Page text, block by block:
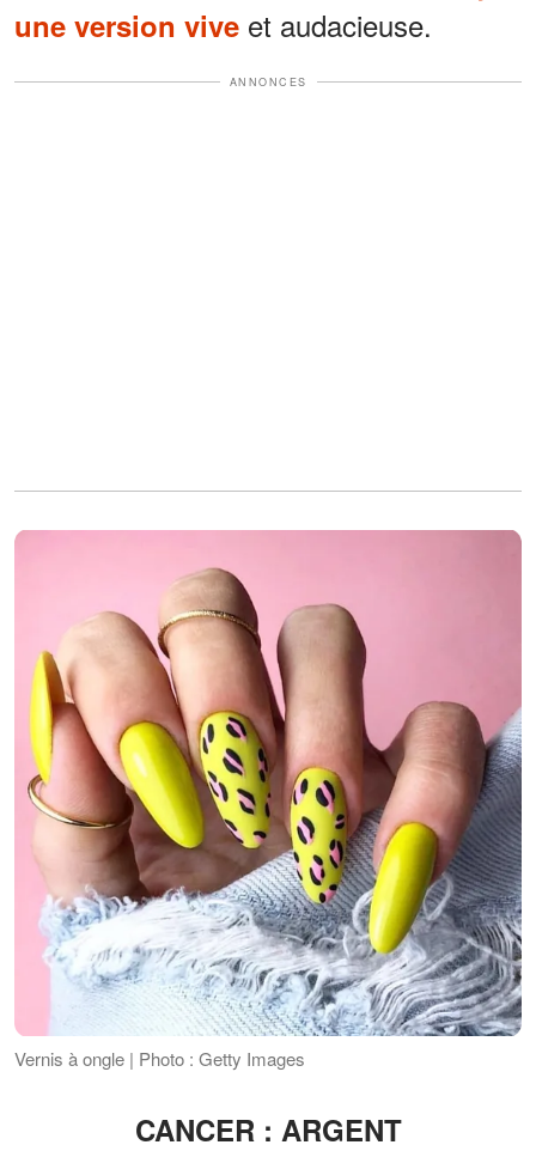
une version vive et audacieuse.
ANNONCES
Vernis à ongle | Photo : Getty Images
CANCER : ARGENT